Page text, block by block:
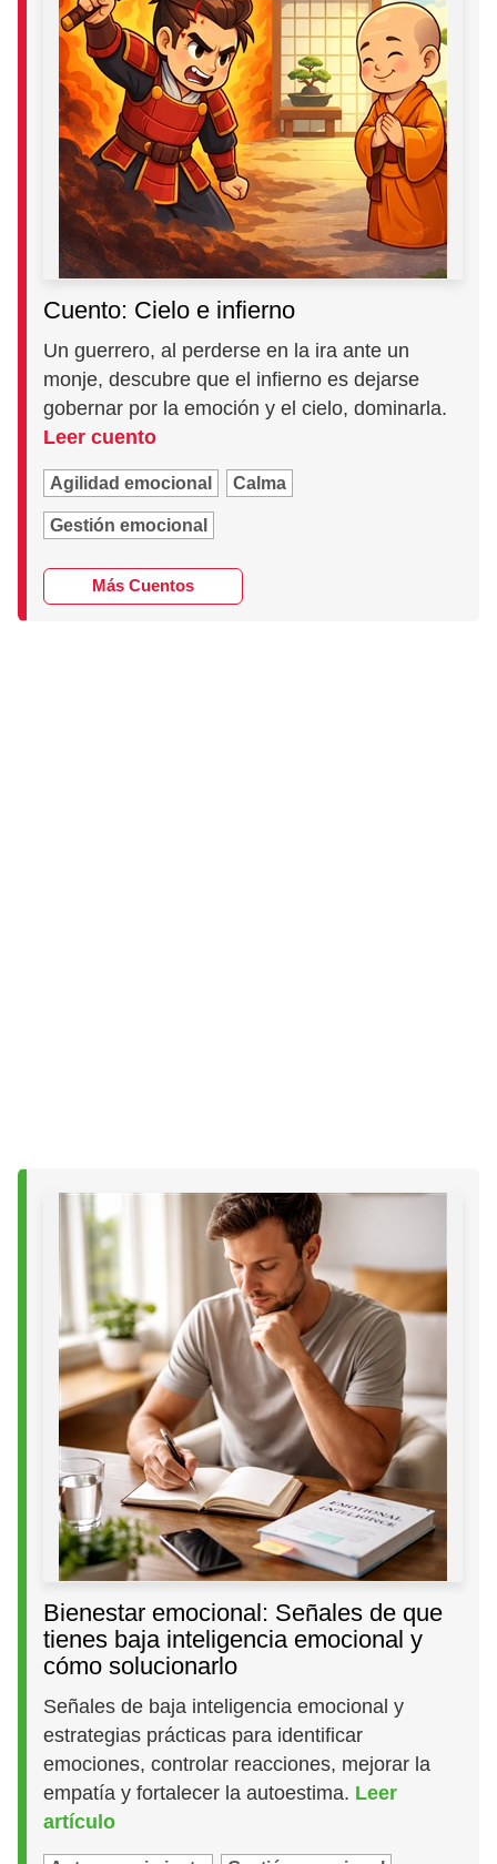
Cuento: Cielo e infierno
Un guerrero, al perderse en la ira ante un
monje, descubre que el infierno es dejarse
gobernar por la emoción y el cielo, dominarla.
Leer cuento
Agilidad emocional Calma
Gestión emocional
Más Cuentos
Bienestar emocional: Señales de que
tienes baja inteligencia emocional y
cómo solucionarlo
Señales de baja inteligencia emocional y
estrategias prácticas para identificar
emociones, controlar reacciones, mejorar la
empatía y fortalecer la autoestima. Leer
artículo